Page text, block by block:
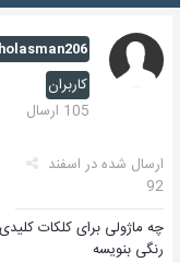
کاربران
105 ارسال
ارسال شده در اسفند
92
چه ماژولی برای کلکات
رنگی بنویسه